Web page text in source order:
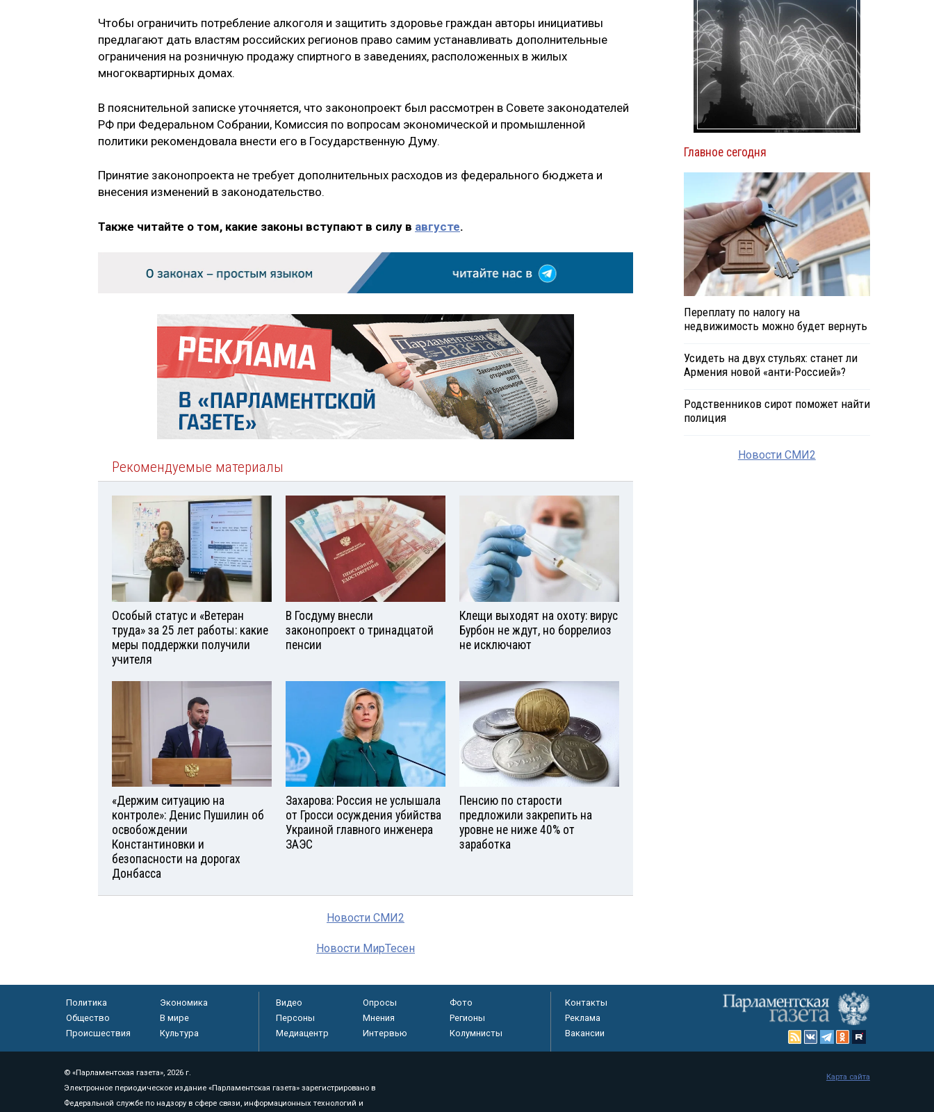
Чтобы ограничить потребление алкоголя и защитить здоровье граждан авторы инициативы
предлагают дать властям российских регионов право самим устанавливать дополнительные
ограничения на розничную продажу спиртного в заведениях, расположенных в жилых
многоквартирных домах.
В пояснительной записке уточняется, что законопроект был рассмотрен в Совете законодателей
РФ при Федеральном Собрании, Комиссия по вопросам экономической и промышленной
политики рекомендовала внести его в Государственную Думу.
Принятие законопроекта не требует дополнительных расходов из федерального бюджета и
внесения изменений в законодательство.
Также читайте о том, какие законы вступают в силу в августе.
Рекомендуемые материалы
Особый статус и «Ветеран
труда» за 25 лет работы: какие
меры поддержки получили
учителя
В Госдуму внесли
законопроект о тринадцатой
пенсии
Клещи выходят на охоту: вирус
Бурбон не ждут, но боррелиоз
не исключают
«Держим ситуацию на
контроле»: Денис Пушилин об
освобождении
Константиновки и
безопасности на дорогах
Донбасса
Захарова: Россия не услышала
от Гросси осуждения убийства
Украиной главного инженера
ЗАЭС
Пенсию по старости
предложили закрепить на
уровне не ниже 40% от
заработка
Новости СМИ2
Новости МирТесен
Главное сегодня
Переплату по налогу на
недвижимость можно будет вернуть
Усидеть на двух стульях: станет ли
Армения новой «анти-Россией»?
Родственников сирот поможет найти
полиция
Новости СМИ2
Политика
Экономика
Общество
В мире
Происшествия
Культура
Видео Опросы
Фото
Персоны
Мнения
Регионы
Медиацентр
Интервью Колумнисты
Контакты
Реклама
Вакансии
© «Парламентская газета», 2026 г.
Электронное периодическое издание «Парламентская газета» зарегистрировано в
Федеральной службе по надзору в сфере связи, информационных технологий и
Карта сайта